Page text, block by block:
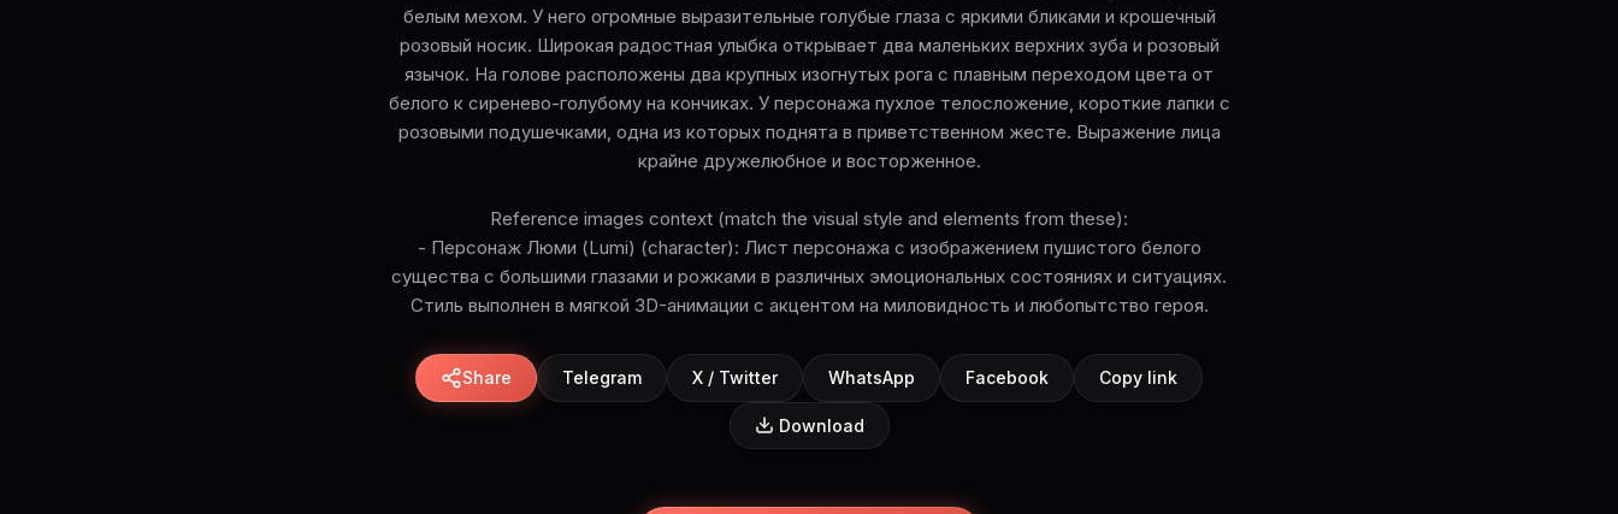
белым мехом. У него огромные выразительные голубые глаза с яркими бликами и крошечный
розовый носик. Широкая радостная улыбка открывает два маленьких верхних зуба и розовый
язычок. На голове расположены два крупных изогнутых рога с плавным переходом цвета от
белого к сиренево-голубому на кончиках. У персонажа пухлое телосложение, короткие лапки с
розовыми подушечками, одна из которых поднята в приветственном жесте. Выражение лица
крайне дружелюбное и восторженное.
Reference images context (match the visual style and elements from these):
- Персонаж Люми (Lumi) (character): Лист персонажа с изображением пушистого белого
существа с большими глазами и рожками в различных эмоциональных состояниях и ситуациях.
Стиль выполнен в мягкой 3D-анимации с акцентом на миловидность и любопытство героя.
Share Telegram X / Twitter WhatsApp Facebook Copy link
Download